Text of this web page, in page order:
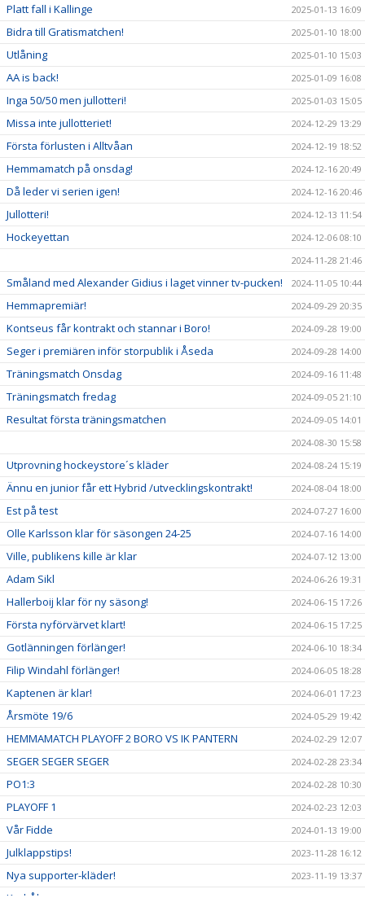
Platt fall i Kallinge 2025-01-13 16:09
Bidra till Gratismatchen! 2025-01-10 18:00
Utlåning 2025-01-10 15:03
AA is back! 2025-01-09 16:08
Inga 50/50 men jullotteri! 2025-01-03 15:05
Missa inte jullotteriet! 2024-12-29 13:29
Första förlusten i Alltvåan 2024-12-19 18:52
Hemmamatch på onsdag! 2024-12-16 20:49
Då leder vi serien igen! 2024-12-16 20:46
Jullotteri! 2024-12-13 11:54
Hockeyettan
2024-12-06 08:10
2024-11-28 21:46
Småland med Alexander Gidius i laget vinner tv-pucken! 2024-11-05 10:44
Hemmapremiär! 2024-09-29 20:35
Kontseus får kontrakt och stannar i Boro! 2024-09-28 19:00
Seger i premiären inför storpublik i Åseda 2024-09-28 14:00
Träningsmatch Onsdag 2024-09-16 11:48
Träningsmatch fredag 2024-09-05 21:10
Resultat första träningsmatchen
2024-09-05 14:01
2024-08-30 15:58
Utprovning hockeystore´s kläder 2024-08-24 15:19
Ännu en junior får ett Hybrid /utvecklingskontrakt! 2024-08-04 18:00
Est på test 2024-07-27 16:00
Olle Karlsson klar för säsongen 24-25 2024-07-16 14:00
Ville, publikens kille är klar 2024-07-12 13:00
Adam Sikl 2024-06-26 19:31
Hallerboij klar för ny säsong! 2024-06-15 17:26
Första nyförvärvet klart! 2024-06-15 17:25
Gotlänningen förlänger! 2024-06-10 18:34
Filip Windahl förlänger! 2024-06-05 18:28
Kaptenen är klar! 2024-06-01 17:23
Årsmöte 19/6 2024-05-29 19:42
HEMMAMATCH PLAYOFF 2 BORO VS IK PANTERN 2024-02-29 12:07
SEGER SEGER SEGER 2024-02-28 23:34
PO1:3 2024-02-28 10:30
PLAYOFF 1 2024-02-23 12:03
Vår Fidde 2024-01-13 19:00
Julklappstips! 2023-11-28 16:12
Nya supporter-kläder! 2023-11-19 13:37
Karl-Åke